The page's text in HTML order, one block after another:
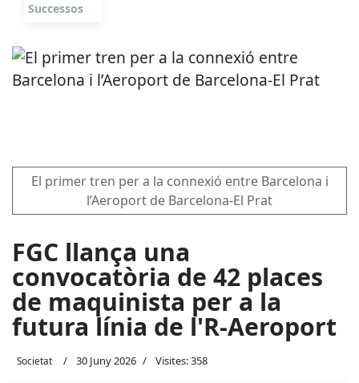
Successos
El primer tren per a la connexió entre Barcelona i
l’Aeroport de Barcelona-El Prat
FGC llança una
convocatòria de 42 places
de maquinista per a la
futura línia de l'R-Aeroport
Societat 30 Juny 2026 Visites: 358